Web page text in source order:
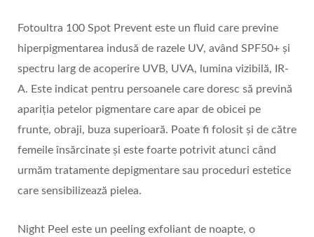
Fotoultra 100 Spot Prevent este un fluid care previne
hiperpigmentarea indusă de razele UV, având SPF50+ și
spectru larg de acoperire UVB, UVA, lumina vizibilă, IR-
A. Este indicat pentru persoanele care doresc să prevină
apariția petelor pigmentare care apar de obicei pe
frunte, obraji, buza superioară. Poate fi folosit și de către
femeile însărcinate și este foarte potrivit atunci când
urmăm tratamente depigmentare sau proceduri estetice
care sensibilizează pielea.
Night Peel este un peeling exfoliant de noapte, o